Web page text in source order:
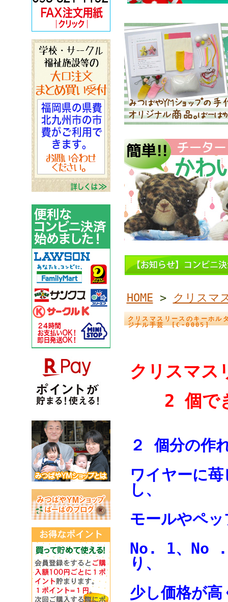
HOME > クリスマ
クリスマスリースのキー
ジナル手芸 [C-0005]
クリスマス
2 個で
２ 個分の作
ワイヤーに
し、
モールやペ
No. 1、No
り、
少し価格が